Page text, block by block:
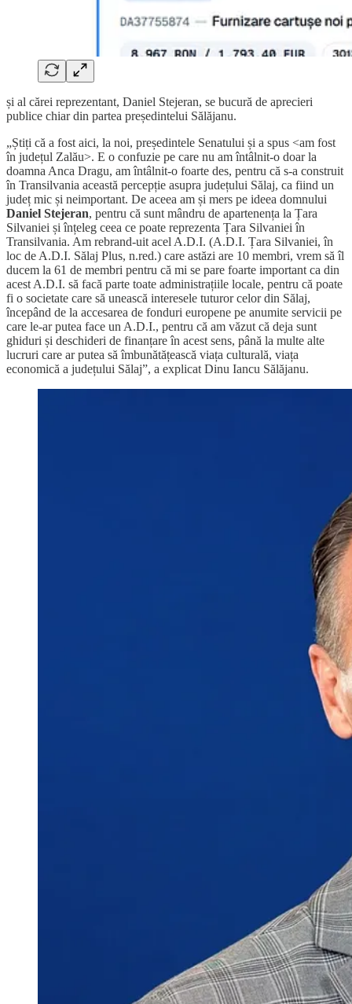
și al cărei reprezentant, Daniel Stejeran, se bucură de aprecieri
publice chiar din partea președintelui Sălăjanu.
„Știți că a fost aici, la noi, președintele Senatului și a spus <am fost
în județul Zalău>. E o confuzie pe care nu am întâlnit-o doar la
doamna Anca Dragu, am întâlnit-o foarte des, pentru că s-a construit
în Transilvania această percepție asupra județului Sălaj, ca fiind un
județ mic și neimportant. De aceea am și mers pe ideea domnului
Daniel Stejeran, pentru că sunt mândru de apartenența la Țara
Silvaniei și înțeleg ceea ce poate reprezenta Țara Silvaniei în
Transilvania. Am rebrand-uit acel A.D.I. (A.D.I. Țara Silvaniei, în
loc de A.D.I. Sălaj Plus, n.red.) care astăzi are 10 membri, vrem să îl
ducem la 61 de membri pentru că mi se pare foarte important ca din
acest A.D.I. să facă parte toate administrațiile locale, pentru că poate
fi o societate care să unească interesele tuturor celor din Sălaj,
începând de la accesarea de fonduri europene pe anumite servicii pe
care le-ar putea face un A.D.I., pentru că am văzut că deja sunt
ghiduri și deschideri de finanțare în acest sens, până la multe alte
lucruri care ar putea să îmbunătățească viața culturală, viața
economică a județului Sălaj”, a explicat Dinu Iancu Sălăjanu.